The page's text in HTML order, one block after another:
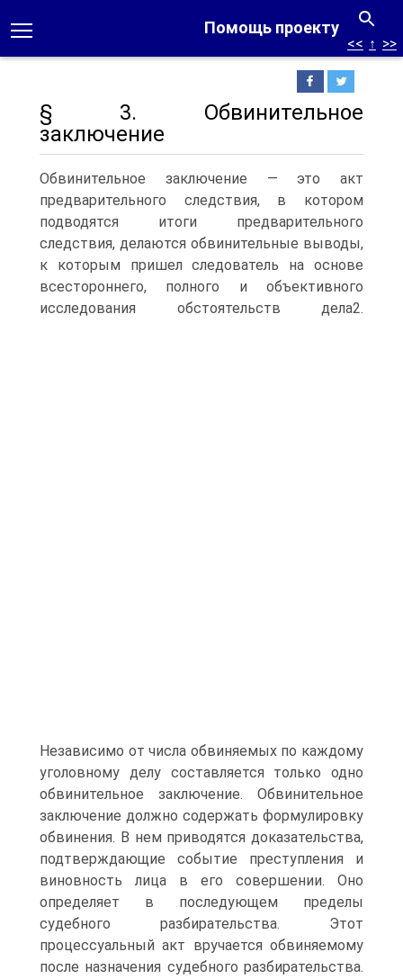
Помощь проекту
<< ↑ >>
§ 3. Обвинительное
заключение
Обвинительное заключение — это акт
предварительного следствия, в котором
подводятся итоги предварительного
следствия, делаются обвинительные выводы,
к которым пришел следователь на основе
всестороннего, полного и объективного
исследования обстоятельств дела2.
Независимо от числа обвиняемых по каждому
уголовному делу составляется только одно
обвинительное заключение. Обвинительное
заключение должно содержать формулировку
обвинения. В нем приводятся доказательства,
подтверждающие событие преступления и
виновность лица в его совершении. Оно
определяет в последующем пределы
судебного разбирательства. Этот
процессуальный акт вручается обвиняемому
после назначения судебного разбирательства.